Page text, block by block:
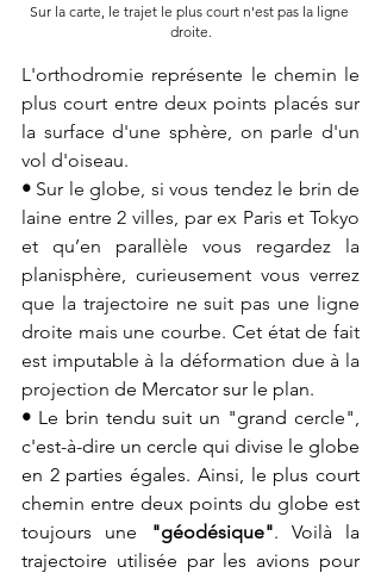
Sur la carte, le trajet le plus court n'est pas la ligne
droite.
L'orthodromie représente le chemin le
plus court entre deux points placés sur
la surface d'une sphère, on parle d'un
vol d'oiseau.
• Sur le globe, si vous tendez le brin de
laine entre 2 villes, par ex Paris et Tokyo
et qu’en parallèle vous regardez la
planisphère, curieusement vous verrez
que la trajectoire ne suit pas une ligne
droite mais une courbe. Cet état de fait
est imputable à la déformation due à la
projection de Mercator sur le plan.
• Le brin tendu suit un "grand cercle",
c'est-à-dire un cercle qui divise le globe
en 2 parties égales. Ainsi, le plus court
chemin entre deux points du globe est
toujours une
"géodésique". Voilà la
trajectoire utilisée par les avions pour